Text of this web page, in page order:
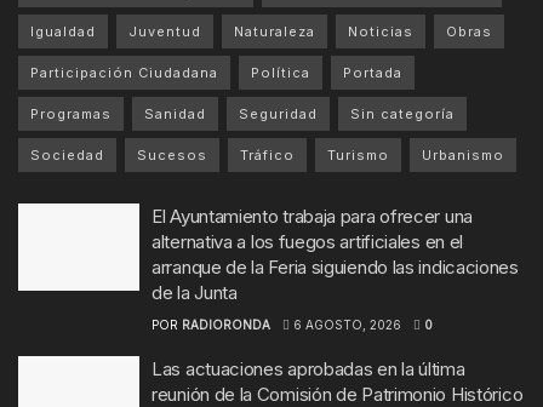
Igualdad Juventud Naturaleza Noticias Obras
Participación Ciudadana Política Portada
Programas Sanidad Seguridad Sin categoría
Sociedad Sucesos Tráfico Turismo Urbanismo
El Ayuntamiento trabaja para ofrecer una
alternativa a los fuegos artificiales en el
arranque de la Feria siguiendo las indicaciones
de la Junta
POR RADIORONDA 6 AGOSTO, 2026 0
Las actuaciones aprobadas en la última
reunión de la Comisión de Patrimonio Histórico